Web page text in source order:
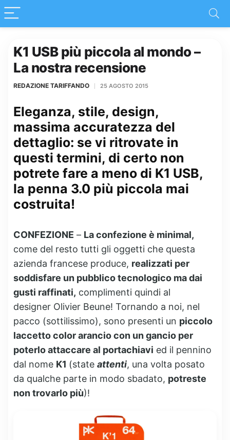
K1 USB più piccola al mondo –
La nostra recensione
REDAZIONE TARIFFANDO 25 AGOSTO 2015
Eleganza, stile, design,
massima accuratezza del
dettaglio: se vi ritrovate in
questi termini, di certo non
potrete fare a meno di K1 USB,
la penna 3.0 più piccola mai
costruita!
CONFEZIONE – La confezione è minimal,
come del resto tutti gli oggetti che questa
azienda francese produce, realizzati per
soddisfare un pubblico tecnologico ma dai
gusti raffinati, complimenti quindi al
designer Olivier Beune! Tornando a noi, nel
pacco (sottilissimo), sono presenti un piccolo
laccetto color arancio con un gancio per
poterlo attaccare al portachiavi ed il pennino
dal nome K1 (state attenti, una volta posato
da qualche parte in modo sbadato, potreste
non trovarlo più)!